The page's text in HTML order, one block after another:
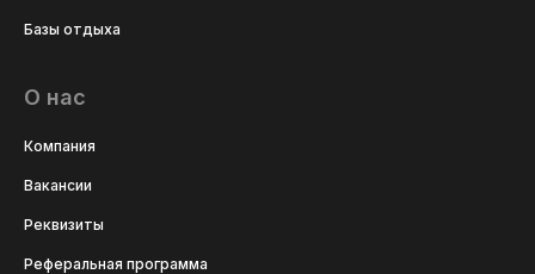
Базы отдыха
О нас
Компания
Вакансии
Реквизиты
Реферальная программа